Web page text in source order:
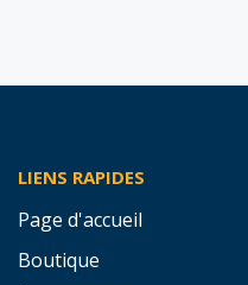
LIENS RAPIDES
Page d'accueil
Boutique